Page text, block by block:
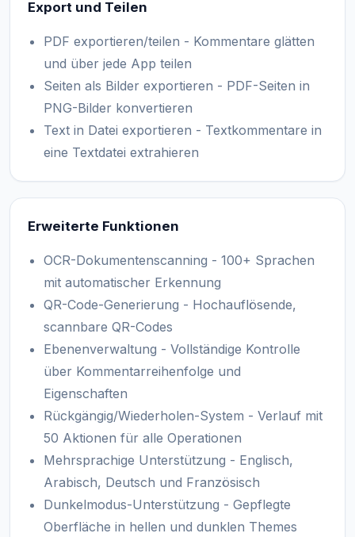
Export und Teilen
PDF exportieren/teilen - Kommentare glätten
und über jede App teilen
Seiten als Bilder exportieren - PDF-Seiten in
PNG-Bilder konvertieren
Text in Datei exportieren - Textkommentare in
eine Textdatei extrahieren
Erweiterte Funktionen
OCR-Dokumentenscanning - 100+ Sprachen
mit automatischer Erkennung
QR-Code-Generierung - Hochauflösende,
scannbare QR-Codes
Ebenenverwaltung - Vollständige Kontrolle
über Kommentarreihenfolge und
Eigenschaften
Rückgängig/Wiederholen-System - Verlauf mit
50 Aktionen für alle Operationen
Mehrsprachige Unterstützung - Englisch,
Arabisch, Deutsch und Französisch
Dunkelmodus-Unterstützung - Gepflegte
Oberfläche in hellen und dunklen Themes